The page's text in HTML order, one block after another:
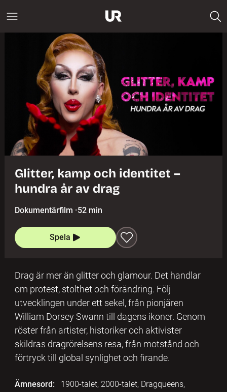
Glitter, kamp och identitet –
hundra år av drag
Dokumentärfilm ·52 min
Spela
Drag är mer än glitter och glamour. Det handlar
om protest, stolthet och förändring. Följ
utvecklingen under ett sekel, från pionjären
William Dorsey Swann till dagens ikoner. Genom
röster från artister, historiker och aktivister
skildras dragrörelsens resa, från motstånd och
förtryck till global synlighet och firande.
Ämnesord:
1900-talet, 2000-talet, Dragqueens,